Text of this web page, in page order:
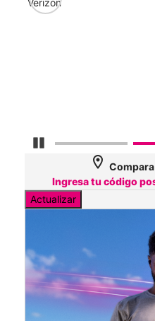
Detener carrusel
Verizon
location_on
Actualizar